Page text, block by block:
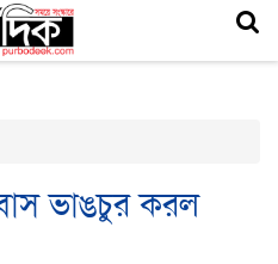
ভাঙচুর করল